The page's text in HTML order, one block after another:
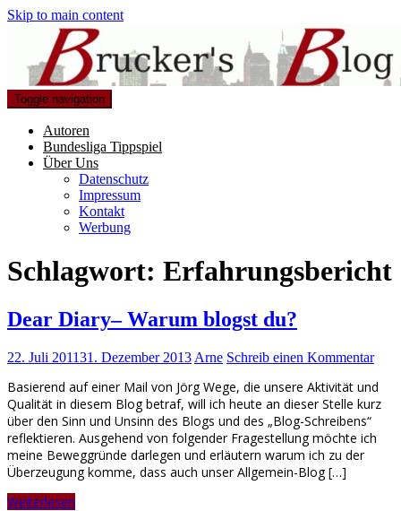
Skip to main content
Toggle navigation
Autoren
Bundesliga Tippspiel
Über Uns
Datenschutz
Impressum
Kontakt
Werbung
Schlagwort: Erfahrungsbericht
Dear Diary– Warum blogst du?
22. Juli 201131. Dezember 2013 Arne Schreib einen Kommentar
Basierend auf einer Mail von Jörg Wege, die unsere Aktivität und
Qualität in diesem Blog betraf, will ich heute an dieser Stelle kurz
über den Sinn und Unsinn des Blogs und des „Blog-Schreibens“
reflektieren. Ausgehend von folgender Fragestellung möchte ich
meine Beweggründe darlegen und erläutern warum ich zu der
Überzeugung komme, dass auch unser Allgemein-Blog […]
Weiterlesen